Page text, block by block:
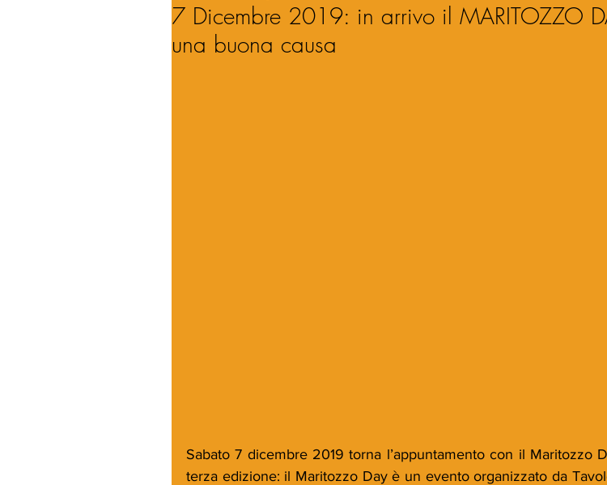
7 Dicembre 2019: in arrivo il MARITOZZO
una buona causa
Sabato 7 dicembre 2019 torna l’appuntamento con il Maritozzo
terza edizione: il Maritozzo Day è un evento organizzato da